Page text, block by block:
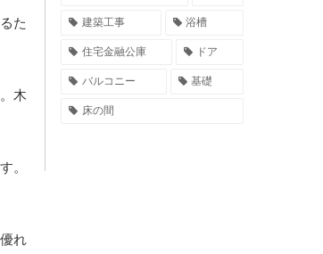
た
木
。
れ
建築工事 浴槽
住宅金融公庫 ドア
バルコニー 基礎
床の間